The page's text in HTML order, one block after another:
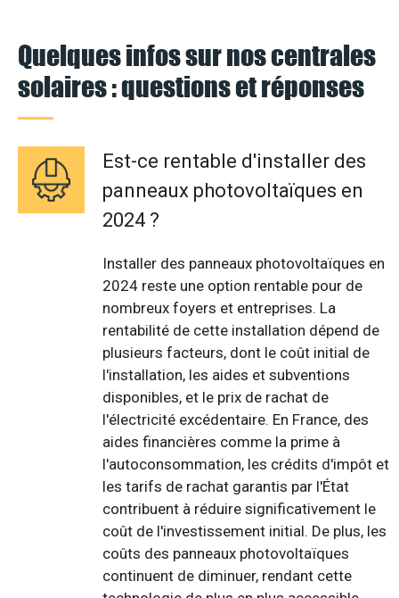
Quelques infos sur nos centrales
solaires : questions et réponses
Est-ce rentable d'installer des
panneaux photovoltaïques en
2024 ?
Installer des panneaux photovoltaïques en
2024 reste une option rentable pour de
nombreux foyers et entreprises. La
rentabilité de cette installation dépend de
plusieurs facteurs, dont le coût initial de
l'installation, les aides et subventions
disponibles, et le prix de rachat de
l'électricité excédentaire. En France, des
aides financières comme la prime à
l'autoconsommation, les crédits d'impôt et
les tarifs de rachat garantis par l'État
contribuent à réduire significativement le
coût de l'investissement initial. De plus, les
coûts des panneaux photovoltaïques
continuent de diminuer, rendant cette